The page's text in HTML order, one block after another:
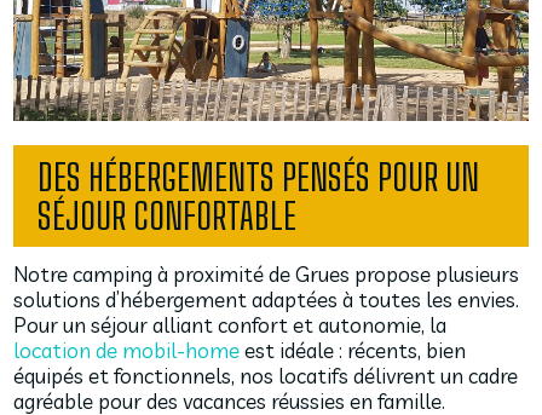
DES HÉBERGEMENTS PENSÉS POUR UN
SÉJOUR CONFORTABLE
Notre camping à proximité de Grues propose plusieurs
solutions d’hébergement adaptées à toutes les envies.
Pour un séjour alliant confort et autonomie, la
location de mobil-homeest idéale : récents, bien
équipés et fonctionnels, nos locatifs délivrent un cadre
agréable pour des vacances réussies en famille.